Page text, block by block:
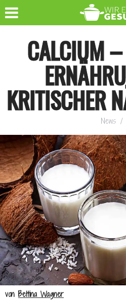
CALCIUM
KRITISCHER
News /
von Bettina Wagner